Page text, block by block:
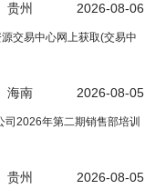
贵州 2026-08-06
交易中心网上获取(交易中
局在正文中）
海南 2026-08-05
2026年第二期销售部培训
贵州 2026-08-05